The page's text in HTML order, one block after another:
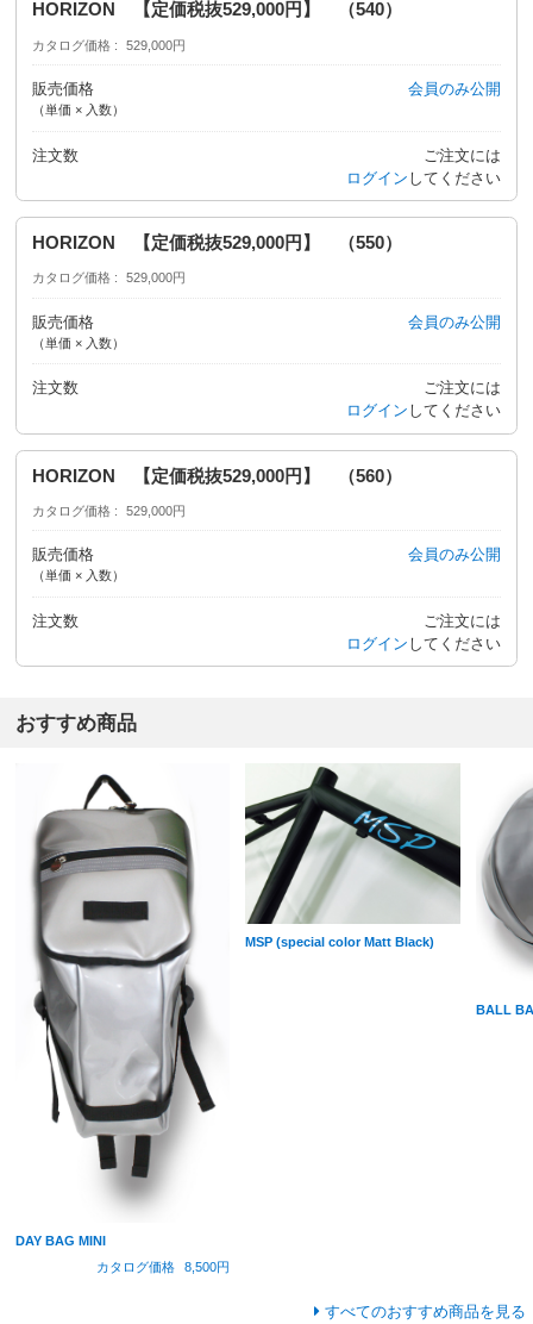
HORIZON 【定価税抜529,000円】 （540）
カタログ価格 529,000円
販売価格
（単価 × 入数）
会員のみ公開
注文数
ご注文には
ログイン してください
HORIZON 【定価税抜529,000円】 （550）
カタログ価格 529,000円
販売価格
（単価 × 入数）
会員のみ公開
注文数
ご注文には
ログイン してください
HORIZON 【定価税抜529,000円】 （560）
カタログ価格 529,000円
販売価格
（単価 × 入数）
会員のみ公開
注文数
ご注文には
ログイン してください
おすすめ商品
DAY BAG MINI
カタログ価格
8,500円
MSP (special color Matt Black)
BALL
すべてのおすすめ商品を見る